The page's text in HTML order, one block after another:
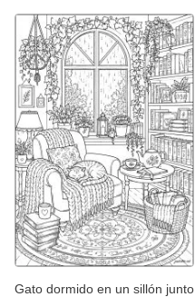
Gato dormido en un sillón junto